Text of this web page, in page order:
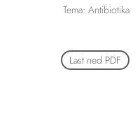
articles
and media
Tema: Antibiotika
Last ned PDF